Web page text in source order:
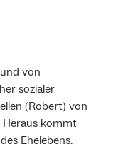
von
sozialer
(Robert) von
Heraus kommt
Ehelebens.